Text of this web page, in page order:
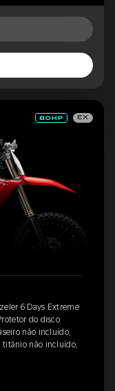
EX
6 Days Extreme
do disco
não incluído,
titânio não incluído,